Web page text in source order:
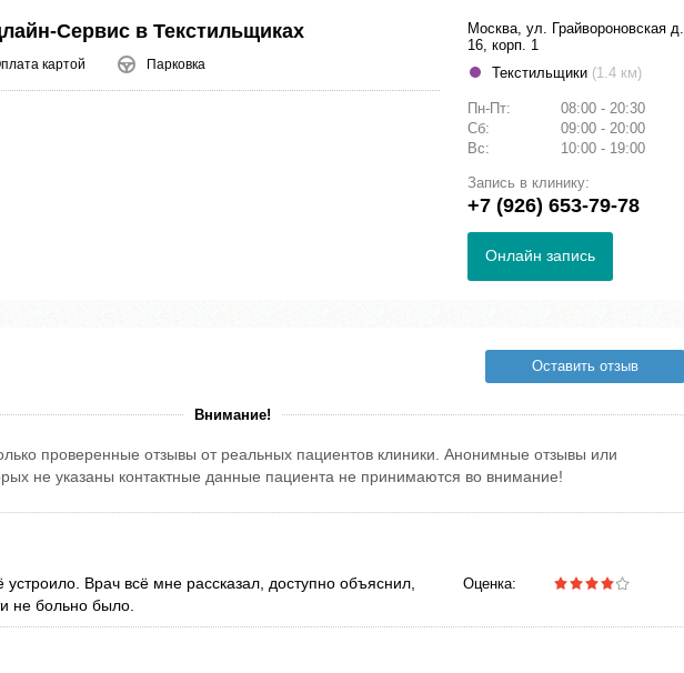
Сервис в Текстильщиках
картой Парковка
Москва, ул. Грайвороновская д.
16, корп. 1
Текстильщики (1.4 км)
Пн-Пт:
08:00 - 20:30
Сб:
09:00 - 20:00
Вс:
10:00 - 19:00
Запись в клинику:
+7 (926) 653-79-78
Онлайн запись
Оставить отзыв
Внимание!
проверенные отзывы от реальных пациентов клиники. Анонимные отзывы или
не указаны контактные данные пациента не принимаются во внимание!
Врач всё мне рассказал, доступно объяснил,
не больно было.
Оценка: